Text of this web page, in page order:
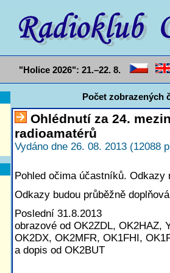
"Holice 2026": 21.–22. 8.
Počet zobrazených
Ohlédnutí za 24.
radioamatérů
Vydáno dne 26. 08. 2013 (12088
Pohled očima účastníků. Odkazy
Odkazy budou průběžně
Poslední 31.8.2013
obrazové od OK2ZDL, OK2HAZ,
OK2DX, OK2MFR, OK1FHI,
a dopis od OK2BUT